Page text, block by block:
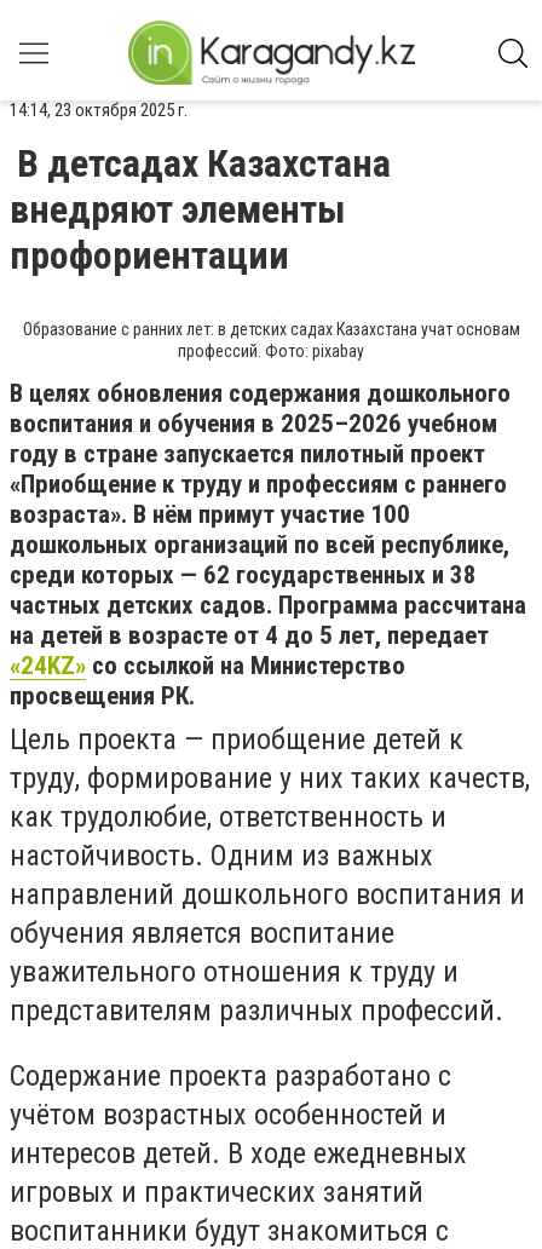
14:14, 23 октября 2025 г.
В детсадах Казахстана
внедряют элементы
профориентации
Образование с ранних лет: в детских садах Казахстана учат основам
профессий. Фото: pixabay
В целях обновления содержания дошкольного
воспитания и обучения в 2025–2026 учебном
году в стране запускается пилотный проект
«Приобщение к труду и профессиям с раннего
возраста». В нём примут участие 100
дошкольных организаций по всей республике,
среди которых — 62 государственных и 38
частных детских садов. Программа рассчитана
на детей в возрасте от 4 до 5 лет, передает
«24KZ» со ссылкой на Министерство
просвещения РК.
Цель проекта — приобщение детей к
труду, формирование у них таких качеств,
как трудолюбие, ответственность и
настойчивость. Одним из важных
направлений дошкольного воспитания и
обучения является воспитание
уважительного отношения к труду и
представителям различных профессий.
Содержание проекта разработано с
учётом возрастных особенностей и
интересов детей. В ходе ежедневных
игровых и практических занятий
воспитанники будут знакомиться с